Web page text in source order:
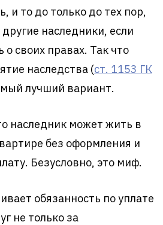
и то до только до тех пор,
наследники, если
своих правах. Так что
наследства (ст. 1153 ГК
лучший вариант.
наследник может жить в
без оформления и
Безусловно, это миф.
обязанность по уплате
не только за